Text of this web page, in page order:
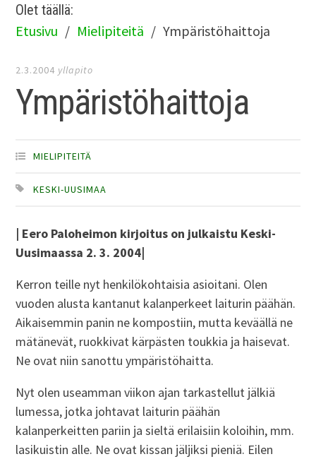
Olet täällä:
Etusivu Mielipiteitä Ympäristöhaittoja
2.3.2004 yllapito
Ympäristöhaittoja
MIELIPITEITÄ
KESKI-UUSIMAA
| Eero Paloheimon kirjoitus on julkaistu Keski-
Uusimaassa 2. 3. 2004|
Kerron teille nyt henkilökohtaisia asioitani. Olen
vuoden alusta kantanut kalanperkeet laiturin päähän.
Aikaisemmin panin ne kompostiin, mutta keväällä ne
mätänevät, ruokkivat kärpästen toukkia ja haisevat.
Ne ovat niin sanottu ympäristöhaitta.
Nyt olen useamman viikon ajan tarkastellut jälkiä
lumessa, jotka johtavat laiturin päähän
kalanperkeitten pariin ja sieltä erilaisiin koloihin, mm.
lasikuistin alle. Ne ovat kissan jäljiksi pieniä. Eilen